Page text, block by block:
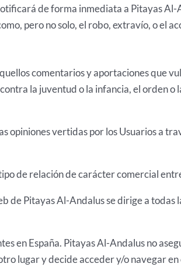
de forma inmediata a Pitayas
pero no solo, el robo, extravío, o el
comentarios y aportaciones que
la juventud o la infancia, el orden
opiniones vertidas por los Usuarios a
de relación de carácter comercial
de Pitayas Al-Andalus se dirige a
en España. Pitayas Al-Andalus no
lugar y decide acceder y/o navegar